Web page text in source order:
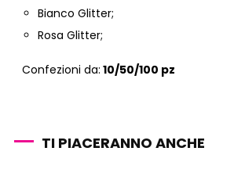
Bianco Glitter;
Rosa Glitter;
Confezioni da: 10/50/100 pz
TI PIACERANNO ANCHE